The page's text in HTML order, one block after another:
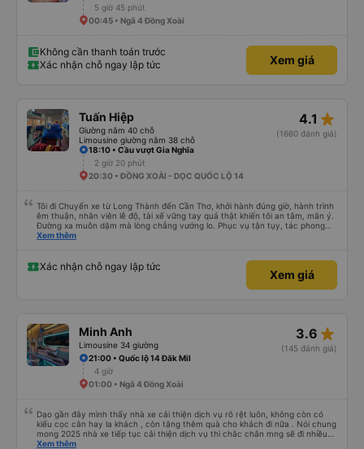
5 giờ 45 phút
00:45 • Ngã 4 Đồng Xoài
Không cần thanh toán trước
Xác nhận chỗ ngay lập tức
Xem giá
Tuấn Hiệp
Giường nằm 40 chỗ
Limousine giường nằm 38 chỗ
4.1 star_rate
(1660 đánh giá)
18:10 • Cầu vượt Gia Nghĩa
2 giờ 20 phút
20:30 • ĐỒNG XOÀI - DỌC QUỐC LỘ 14
Tôi đi Chuyến xe từ Long Thành đến Cần Thơ, khởi hành đúng giờ, hành trình
êm thuận, nhân viên lễ độ, tài xế vững tay quả thật khiến tôi an tâm, mãn ý.
Đường xa muôn dặm mà lòng chẳng vướng lo. Phục vụ tận tụy, tác phong
nghiêm cẩn, hiếm thấy giữa thời buổi kim tiền vội vã. Xã hội loạn đạo. Xin gửi
Xem thêm
Xác nhận chỗ ngay lập tức
Xem giá
Minh Anh
Limousine 34 giường
3.6 star_rate
(145 đánh giá)
21:00 • Quốc lộ 14 Đăk Mil
4 giờ
01:00 • Ngã 4 Đồng Xoài
Dạo gần đây mình thấy nhà xe cải thiện dịch vụ rõ rệt luôn, không còn có
kiểu cọc cằn hay la khách , còn tặng thêm quà cho khách đi nữa . Nói chung
mong 2025 nhà xe tiếp tục cải thiện dịch vụ thì chắc chắn mng sẽ đi nhiều
hơn .
Xem thêm